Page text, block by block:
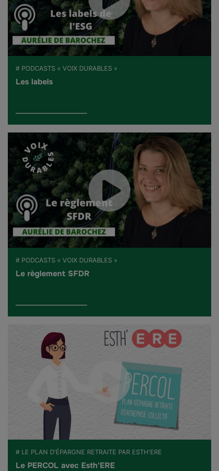
# PODCASTS « VOIX DURABLES »
Les labels
# PODCASTS « VOIX DURABLES »
Le règlement SFDR
# LE PLAN D'ÉPARGNE RETRAITE PAR ESTH'ERE
Le PERCOL avec Esth'ERE